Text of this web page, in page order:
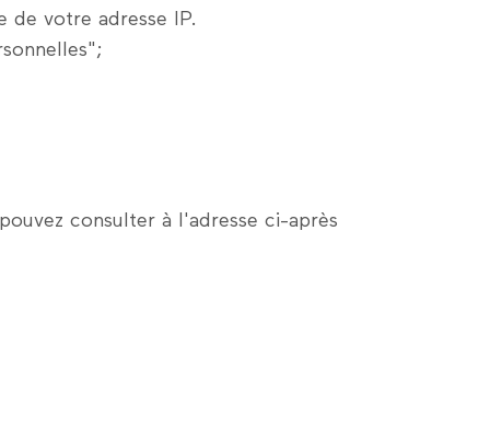
de votre adresse IP.
consulter à l'adresse ci-après